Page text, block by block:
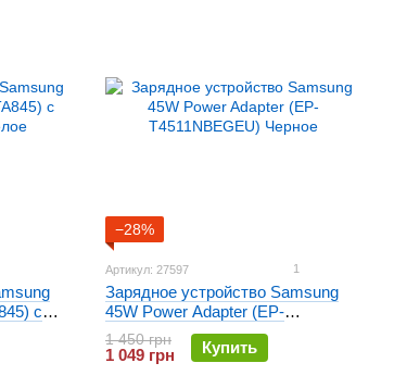
с
−28%
Артикул: 27597 1
Зарядное устройство Samsung
45W Power Adapter (EP-
T4511NBEGEU) Черное
1 450 грн
1 049 грн Купить